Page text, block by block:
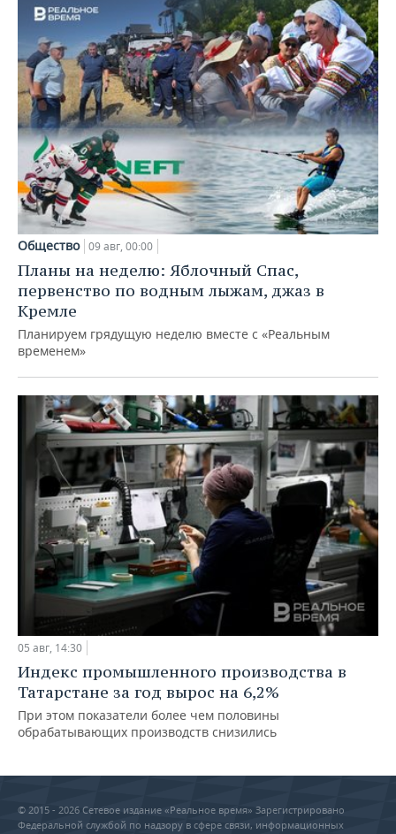
Общество 09 авг, 00:00
Планы на неделю: Яблочный Спас,
первенство по водным лыжам, джаз в
Кремле
Планируем грядущую неделю вместе с «Реальным
временем»
05 авг, 14:30
Индекс промышленного производства в
Татарстане за год вырос на 6,2%
При этом показатели более чем половины
обрабатывающих производств снизились
© 2015 - 2026 Сетевое издание «Реальное время» Зарегистрировано
Федеральной службой по надзору в сфере связи, информационных